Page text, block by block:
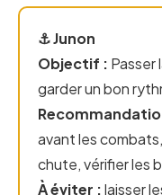
⚓ Junon
Objectif : Passer
garder un bon
avant les
chute, vérifier les
À éviter :laisser